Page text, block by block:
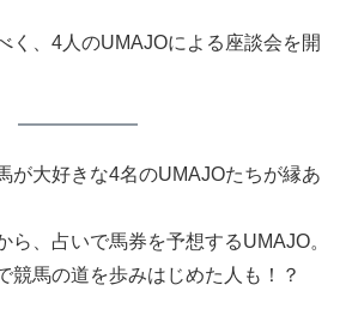
く、4人のUMAJOによる座談会を開
が大好きな4名のUMAJOたちが縁あ
ら、占いで馬券を予想するUMAJO。
競馬の道を歩みはじめた人も！？